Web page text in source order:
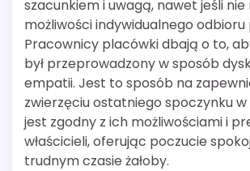
szacunkiem i uwagą, nawet jeśli nie
możliwości indywidualnego
Pracownicy placówki dbają o to,
był przeprowadzony w sposób
empatii. Jest to sposób na
zwierzęciu ostatniego spoczynku
jest zgodny z ich możliwościami i
właścicieli, oferując poczucie
trudnym czasie żałoby.